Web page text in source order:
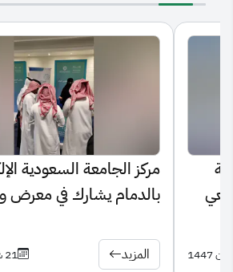
مركز الجامعة السعودية
بالدمام يشارك في معرض
المزيد 21 شعبان 1447